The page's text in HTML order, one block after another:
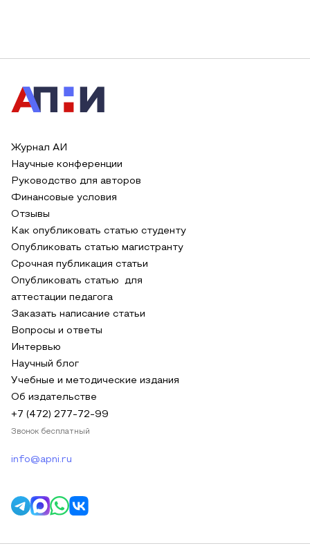
Журнал АИ
Научные конференции
Руководство для авторов
Финансовые условия
Отзывы
Как опубликовать статью студенту
Опубликовать статью магистранту
Срочная публикация статьи
Опубликовать статью для
аттестации педагога
Заказать написание статьи
Вопросы и ответы
Интервью
Научный блог
Учебные и методические издания
Об издательстве
+7 (472) 277-72-99
Звонок бесплатный
info@apni.ru